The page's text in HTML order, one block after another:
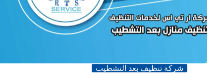
شركة تنظيف بعد التشطيب